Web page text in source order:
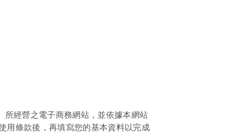
所經營之電子商務網站，並依據本網站
用條款後，再填寫您的基本資料以完成